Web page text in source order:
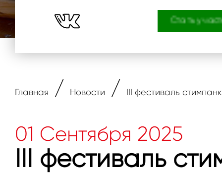
Стать
Главная / Новости / III фестиваль
01 Сентября 2025
III фестиваль